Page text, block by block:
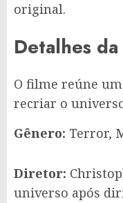
original.
Detalhes
O filme reúne
recriar o
Gênero: Terror,
Diretor:
universo após